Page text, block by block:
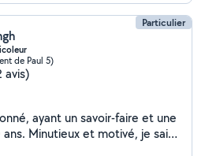
Particulier
de Paul 5)
avis)
ayant un savoir-faire et une
Minutieux et motivé, je sais